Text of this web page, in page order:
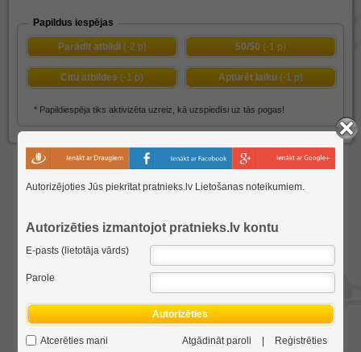
Papildus iespējas
Parādīt atbildi (-2 p) 50/50 (-1 p)
Citu atbildes (-1 p) Apturēt laiku (-1 p)
* Papildiespēja tiks aktivizēta uzreiz, kā uzspiedīsi uz tās pogas!
Autorizējoties Jūs piekrītat pratnieks.lv Lietošanas noteikumiem.
Autorizēties izmantojot pratnieks.lv kontu
E-pasts (lietotāja vārds)
Parole
Autorizēties
Atcerēties mani Atgādināt paroli Reģistrēties